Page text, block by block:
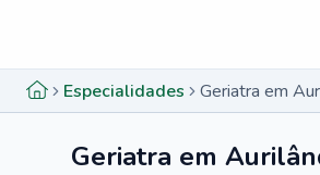
Especialidades Geriatra em
Geriatra em